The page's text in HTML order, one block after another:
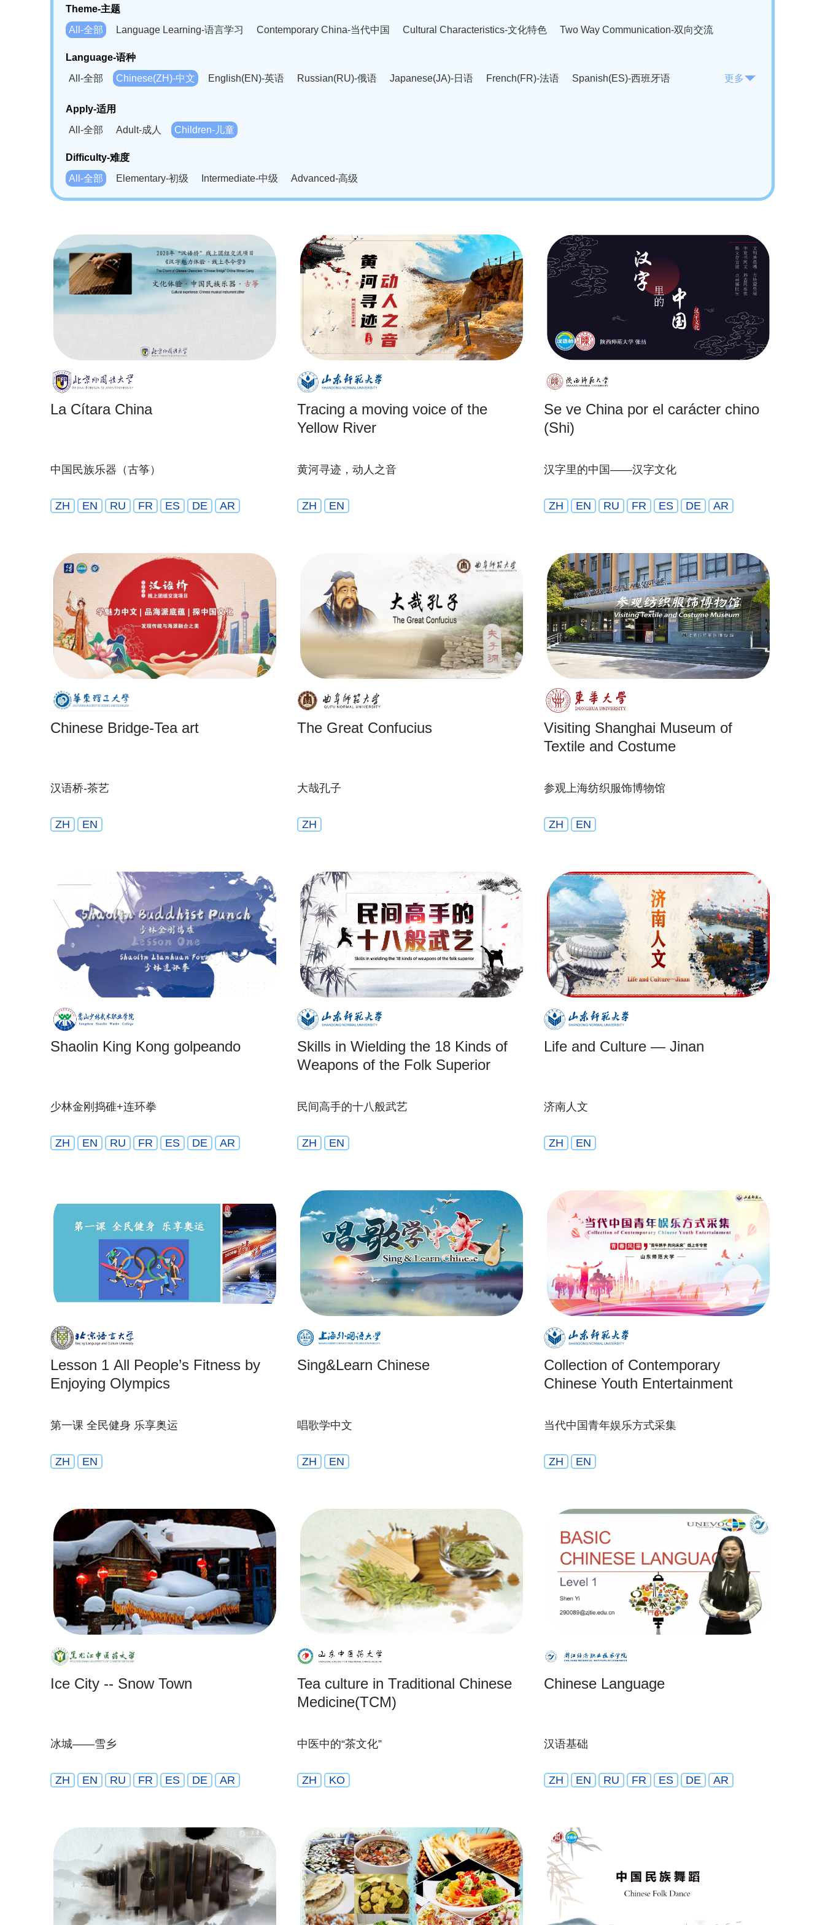
Theme-主题
All-全部
Language Learning-语言学习 Contemporary China-当代中国 Cultural Characteristics-文化特色 Two Way Communication-双向交流
Language-语种
All-全部
Chinese(ZH)-中文 English(EN)-英语 Russian(RU)-俄语 Japanese(JA)-日语 French(FR)-法语
Spanish(ES)-西班牙语
Bahasa Melayu(MS)-马来语
Swahili(SW)-斯瓦西里语
Kampuchea(KH)-柬埔寨语
更多
Apply-适用
All-全部
Adult-成人 Children-儿童
Difficulty-难度
All-全部
Elementary-初级 Intermediate-中级 Advanced-高级
La Cítara China
中国民族乐器（古筝）
ZH EN RU FR ES DE AR
Tracing a moving voice of the
Yellow River
黄河寻迹，动人之音
ZH EN
Se ve China por el carácter chino
(Shi)
汉字里的中国——汉字文化
ZH EN RU FR ES DE AR
Chinese Bridge-Tea art
汉语桥-茶艺
ZH EN
The Great Confucius
大哉孔子
ZH
Visiting Shanghai Museum of
Textile and Costume
参观上海纺织服饰博物馆
ZH EN
Shaolin King Kong golpeando
少林金刚捣碓+连环拳
ZH EN RU FR ES DE AR
Skills in Wielding the 18 Kinds of
Weapons of the Folk Superior
民间高手的十八般武艺
ZH EN
Life and Culture — Jinan
济南人文
ZH EN
Lesson 1 All People’s Fitness by
Enjoying Olympics
第一课 全民健身 乐享奥运
ZH EN
Sing&Learn Chinese
唱歌学中文
ZH EN
Collection of Contemporary
Chinese Youth Entertainment
当代中国青年娱乐方式采集
ZH EN
Ice City -- Snow Town
冰城——雪乡
ZH EN RU FR ES DE AR
Tea culture in Traditional Chinese
Medicine(TCM)
中医中的“茶文化”
ZH KO
Chinese Language
汉语基础
ZH EN RU FR ES DE AR